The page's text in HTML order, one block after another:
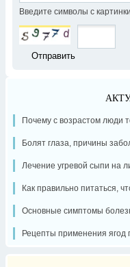
Введите символы с
Почему с возрастом люди
Болят глаза, причины
Лечение угревой сыпи на
Как правильно питаться,
Основные симптомы
Рецепты применения ягод